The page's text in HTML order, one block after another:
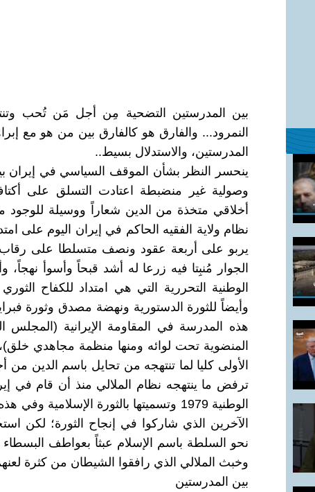
بين المدرستين التضحية مِن أجل مَن تُحب
النمرود... والفارق هو كالفارق بين من هو مع
المدرستين، والاستدلال بسيط..
ينحسر النظر بشأن الموقف السياسي في إيران
وصولية غير منضبطة اعتادت التسلق على
أخلاقي متخذة من الدين شعاراً ووسيلة للوجود
نظام ولاية الفقيه الحاكم في إيران اليوم على
يربو على أربعة عقود ونصف متسلطا على رقاب
الجوار مُنبِتا فيه زرعا له أشد قبحاً وأسوأ نهجاً،
الوطنية التحررية التي هي امتداد للكفاح
هذه المدرسة في المقاومة الإيرانية (المجلس
المنضوية تحت لوائه ومنها منظمة مجاهدي
الأولى كليا لما تنتهجه من تحايل باسم الدين من
ترفض ما ينتهجه نظام الملالي منذ أن قام في
الوطنية 1979 وتسميتها بالثورة
الآخرين الذي شاركوا في إنجاح الثورة؛ لكن
نحو السلطة باسم الإسلام عبثاً بعواطف
وخبث الملالي الذي رافقوا الشيطان من كثرة
بين المدرستين